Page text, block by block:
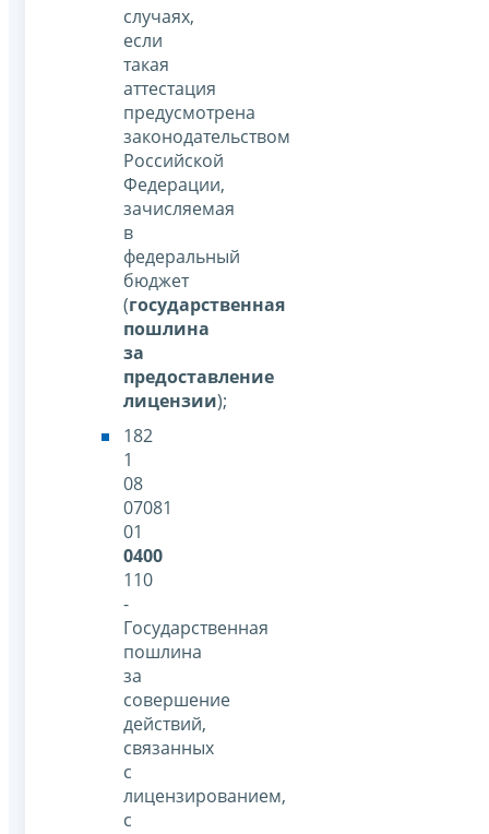
случаях,
если
такая
аттестация
предусмотрена
законодательством
Российской
Федерации,
зачисляемая
в
федеральный
бюджет
(государственная
пошлина
за
предоставление
лицензии);
182
1
08
07081
01
0400
110
-
Государственная
пошлина
за
совершение
действий,
связанных
с
лицензированием,
с